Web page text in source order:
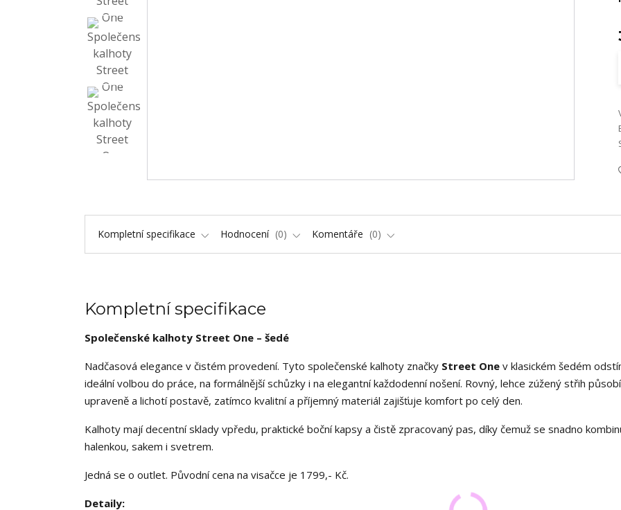
Kompletní specifikace Hodnocení 0 Komentáře 0
Kompletní specifikace
Společenské kalhoty Street One – šedé
Nadčasová elegance v čistém provedení. Tyto společenské kalhoty značky Street One v klasickém šedém
ideální volbou do práce, na formálnější schůzky i na elegantní každodenní nošení. Rovný, lehce zúžený střih působí
upraveně a lichotí postavě, zatímco kvalitní a příjemný materiál zajišťuje komfort po celý den.
Kalhoty mají decentní sklady vpředu, praktické boční kapsy a čistě zpracovaný pas, díky čemuž se snadno
halenkou, sakem i svetrem.
Jedná se o outlet. Původní cena na visačce je 1799,- Kč.
Detaily: